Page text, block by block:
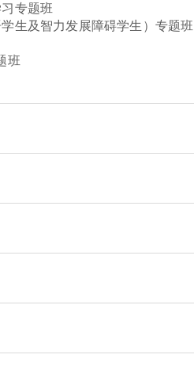
专题班
生及智力发展障碍学生）专题班
班